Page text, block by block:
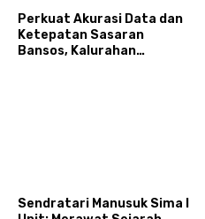
Perkuat Akurasi Data dan
Ketepatan Sasaran
Bansos, Kalurahan
Sendratari Manusuk Sima I